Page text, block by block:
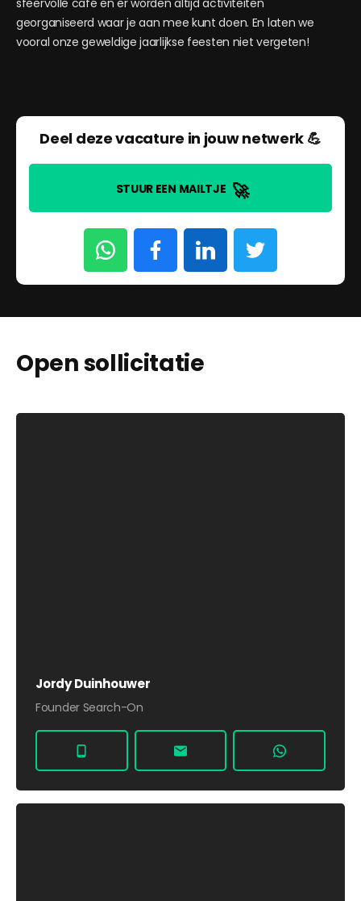
sfeervolle café en er worden altijd activiteiten
georganiseerd waar je aan mee kunt doen. En laten we
vooral onze geweldige jaarlijkse feesten niet vergeten!
Deel deze vacature in jouw netwerk 💪
STUUR EEN MAILTJE 🚀
Open sollicitatie
Jordy Duinhouwer
Founder Search-On